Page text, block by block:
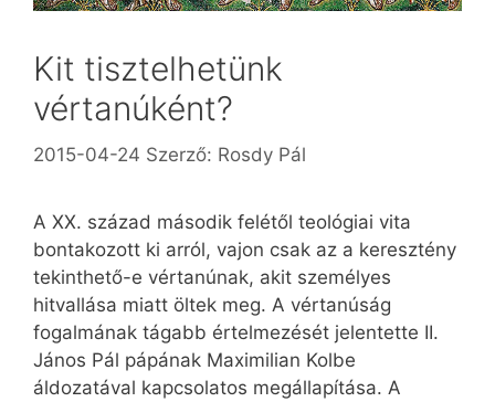
Kit tisztelhetünk
vértanúként?
2015-04-24 Szerző: Rosdy Pál
A XX. század második felétől teológiai vita
bontakozott ki arról, vajon csak az a keresztény
tekinthető-e vértanúnak, akit személyes
hitvallása miatt öltek meg. A vértanúság
fogalmának tágabb értelmezését jelentette II.
János Pál pápának Maximilian Kolbe
áldozatával kapcsolatos megállapítása. A